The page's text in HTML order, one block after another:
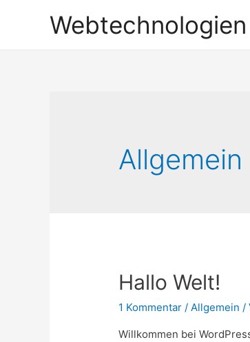
Webtechnologien
Allgemein
Hallo Welt!
1 Kommentar /Allgemein /
Willkommen bei